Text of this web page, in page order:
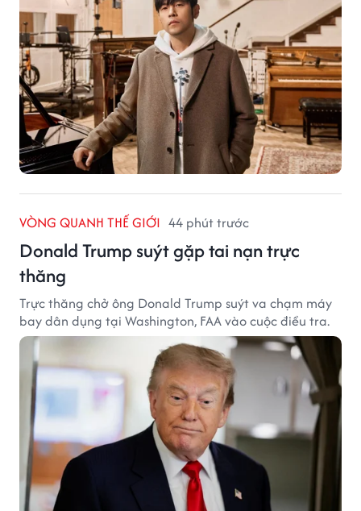
VÒNG QUANH THẾ GIỚI 44 phút trước
Donald Trump suýt gặp tai nạn trực
thăng
Trực thăng chở ông Donald Trump suýt va chạm máy
bay dân dụng tại Washington, FAA vào cuộc điều tra.